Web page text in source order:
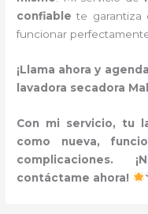
confiable te garantiza
funcionar
¡Llama ahora y
lavadora secadora
Con mi servicio, tu
como nueva,
complicaciones.
contáctame ahora!